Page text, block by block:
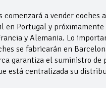
comenzará a vender coches
en Portugal y
y Alemania. Lo
se fabricarán en
garantiza el suministro de
está centralizada su